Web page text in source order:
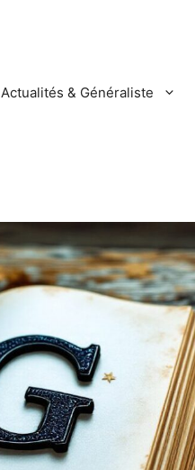
Actualités & Généraliste